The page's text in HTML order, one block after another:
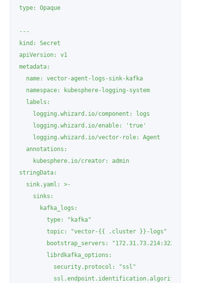
type: Opaque
---
kind: Secret
apiVersion: v1
metadata:
  name: vector-agent-logs-sink-kafka
  namespace: kubesphere-logging-system
  labels:
    logging.whizard.io/component: logs
    logging.whizard.io/enable: 'true'
    logging.whizard.io/vector-role: Agent
  annotations:
    kubesphere.io/creator: admin
stringData:
  sink.yaml: >-
    sinks:
      kafka_logs:
        type: "kafka"
        topic: "vector-{{ .cluster }}-logs"
        bootstrap_servers: "172.31.73.214:32239"
        librdkafka_options:
          security.protocol: "ssl"
          ssl.endpoint.identification.algorithm: "none"